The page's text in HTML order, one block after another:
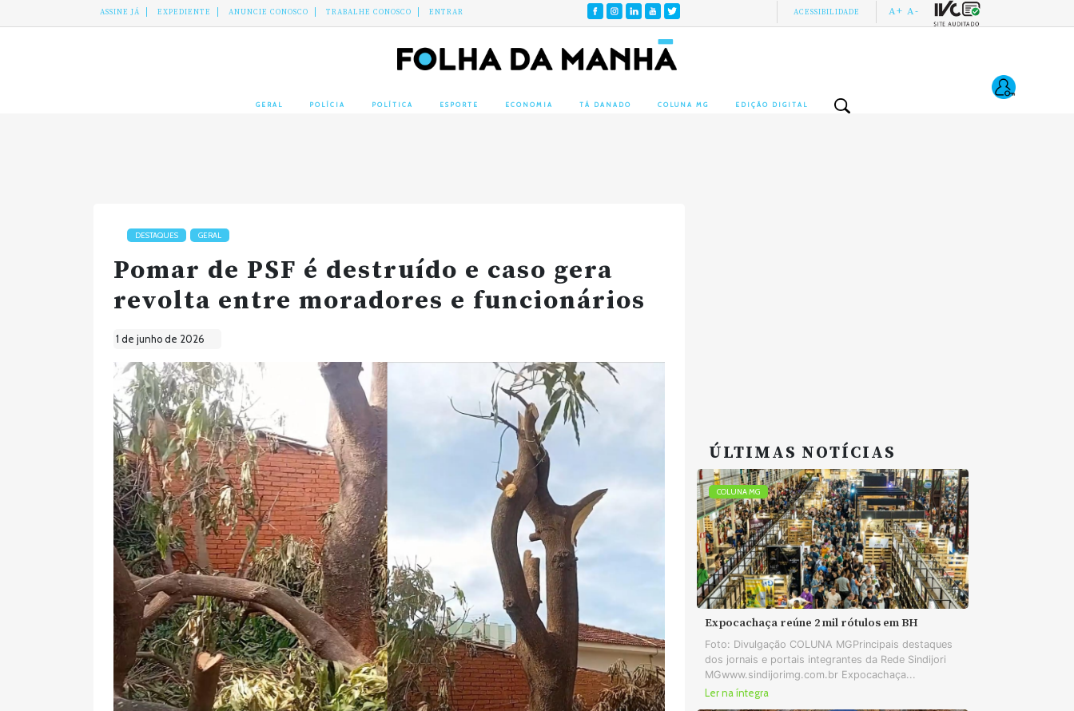
ASSINE JÁ EXPEDIENTE ANUNCIE CONOSCO TRABALHE CONOSCO ENTRAR ACESSIBILIDADE A+ A-
GERAL POLÍCIA POLÍTICA ESPORTE ECONOMIA TÁ DANADO COLUNA MG EDIÇÃO DIGITAL
DESTAQUES GERAL
Pomar de PSF é destruído e caso gera
revolta entre moradores e funcionários
1 de junho de 2026
ÚLTIMAS NOTÍCIAS
COLUNA MG
Expocachaça reúne 2 mil rótulos em BH
Foto: Divulgação COLUNA MGPrincipais destaques
dos jornais e portais integrantes da Rede Sindijori
MGwww.sindijorimg.com.br Expocachaça...
Ler na íntegra